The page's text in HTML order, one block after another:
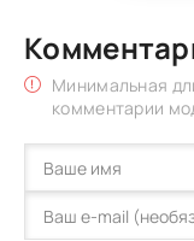
Минимальная
комментарии